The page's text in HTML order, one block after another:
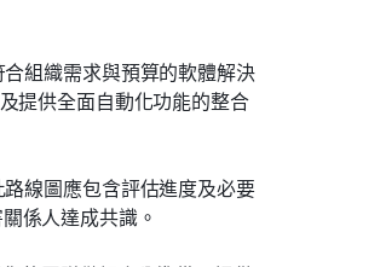
組織需求與預算的軟體解決
提供全面自動化功能的整合
線圖應包含評估進度及必要
係人達成共識。